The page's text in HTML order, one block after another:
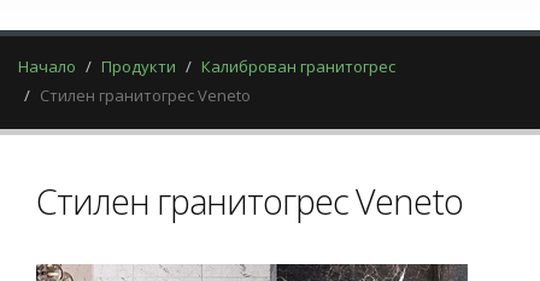
Начало Продукти
Калиброван гранитогрес
Стилен гранитогрес Veneto
Стилен гранитогрес Veneto